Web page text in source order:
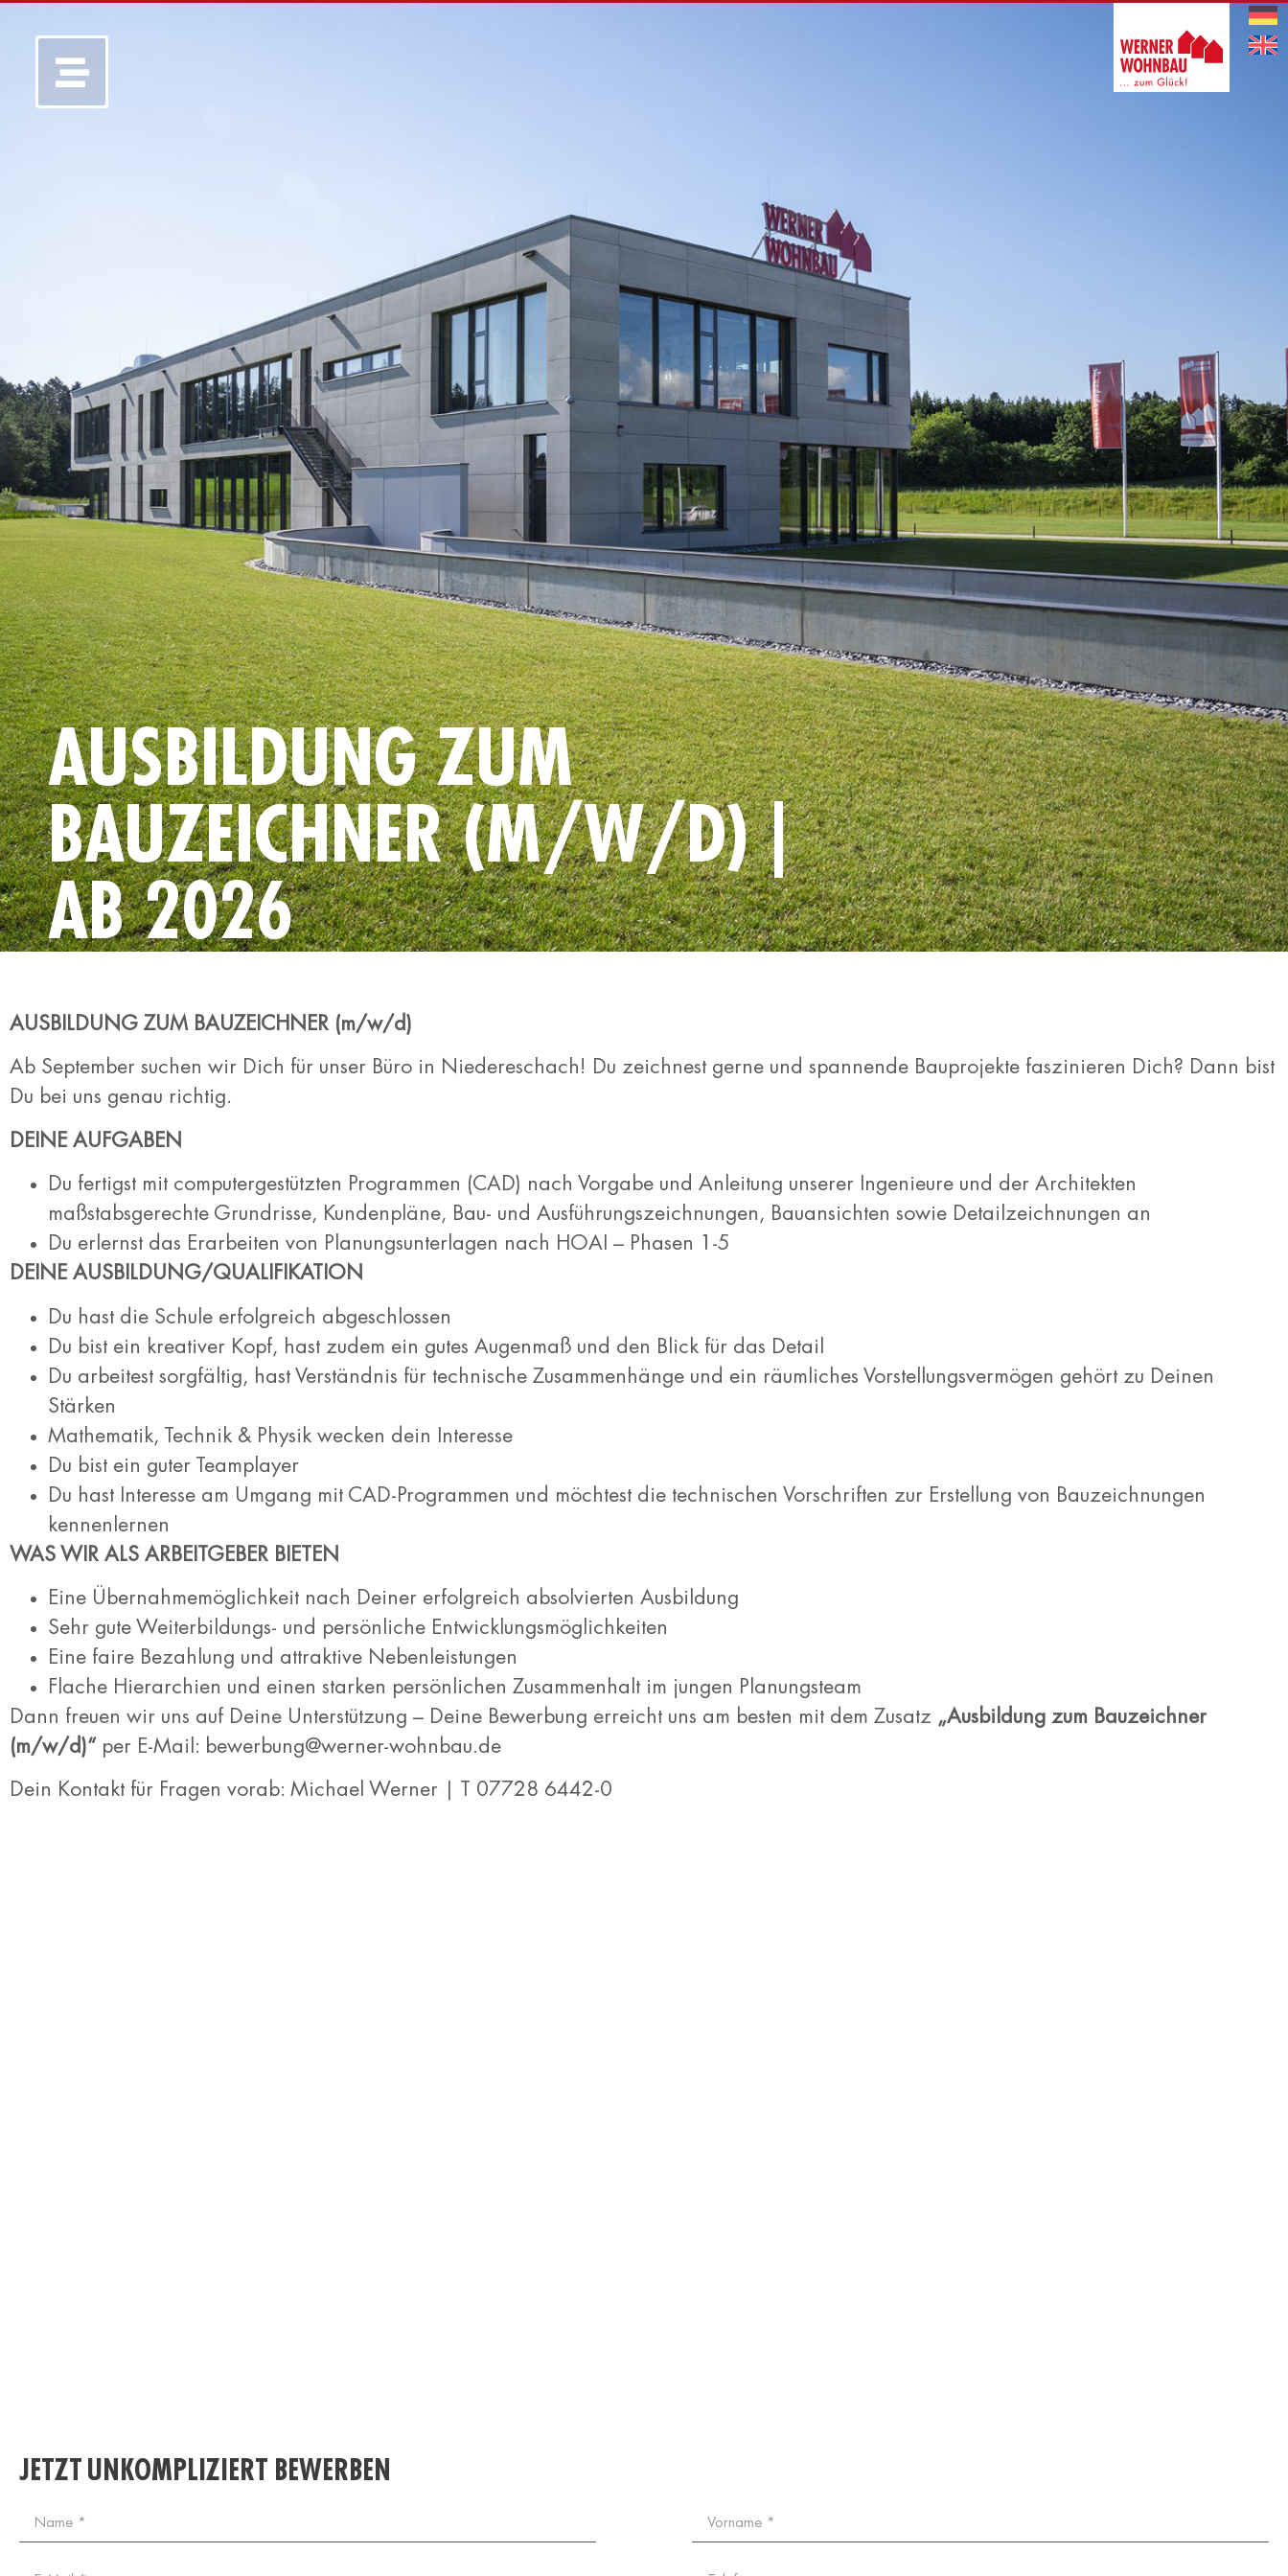
AUSBILDUNG ZUM
BAUZEICHNER (M/W/D) |
AB 2026
AUSBILDUNG ZUM BAUZEICHNER (m/w/d)
Ab September suchen wir Dich für unser Büro in Niedereschach! Du zeichnest gerne und spannende Bauprojekte faszinieren Dich? Dann bist
Du bei uns genau richtig.
DEINE AUFGABEN
Du fertigst mit computergestützten Programmen (CAD) nach Vorgabe und Anleitung unserer Ingenieure und der Architekten
maßstabsgerechte Grundrisse, Kundenpläne, Bau- und Ausführungszeichnungen, Bauansichten sowie Detailzeichnungen an
Du erlernst das Erarbeiten von Planungsunterlagen nach HOAI – Phasen 1-5
DEINE AUSBILDUNG/QUALIFIKATION
Du hast die Schule erfolgreich abgeschlossen
Du bist ein kreativer Kopf, hast zudem ein gutes Augenmaß und den Blick für das Detail
Du arbeitest sorgfältig, hast Verständnis für technische Zusammenhänge und ein räumliches Vorstellungsvermögen gehört zu Deinen
Stärken
Mathematik, Technik & Physik wecken dein Interesse
Du bist ein guter Teamplayer
Du hast Interesse am Umgang mit CAD-Programmen und möchtest die technischen Vorschriften zur Erstellung von Bauzeichnungen
kennenlernen
WAS WIR ALS ARBEITGEBER BIETEN
Eine Übernahmemöglichkeit nach Deiner erfolgreich absolvierten Ausbildung
Sehr gute Weiterbildungs- und persön­liche Entwicklungsmöglichkeiten
Eine faire Bezahlung und attraktive Nebenleistungen
Flache Hierarchien und einen starken persönlichen Zusammenhalt im jungen Planungsteam
Dann freuen wir uns auf Deine Unterstützung – Deine Bewerbung erreicht uns am besten mit dem Zusatz „Ausbildung zum Bauzeichner
(m/w/d)“ per E-Mail: bewerbung@werner-wohnbau.de
Dein Kontakt für Fragen vorab: Michael Werner | T 07728 6442-0
JETZT UNKOMPLIZIERT BEWERBEN